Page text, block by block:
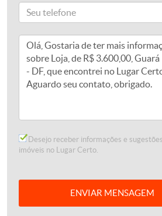
Desejo receber informações e
imóveis no Lugar Certo.
ENVIAR MENSAGEM